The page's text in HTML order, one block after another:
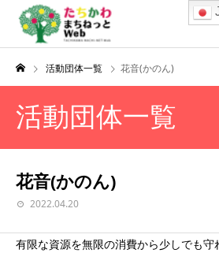
活動団体一覧 花音(かのん)
活動団体一覧
花音(かのん)
2022.04.20
有限な資源を無限の消費から少しでも